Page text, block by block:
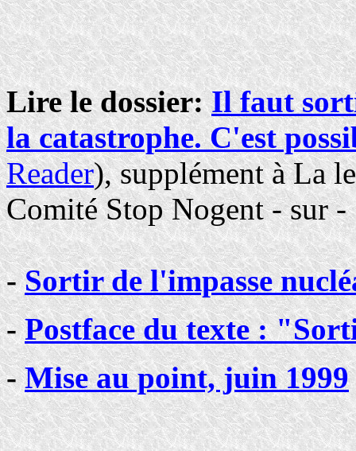
Lire le dossier:Il faut
la catastrophe. C'est
Reader), supplément à La
Comité Stop Nogent - sur -
-Sortir de l'impasse
-Postface du texte :
-Mise au point, juin 1999